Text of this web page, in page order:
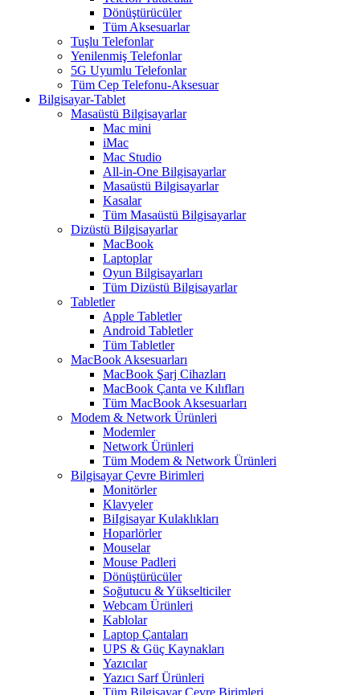
Dönüştürücüler
Tüm Aksesuarlar
Tuşlu Telefonlar
Yenilenmiş Telefonlar
5G Uyumlu Telefonlar
Tüm Cep Telefonu-Aksesuar
Bilgisayar-Tablet
Masaüstü Bilgisayarlar
Mac mini
iMac
Mac Studio
All-in-One Bilgisayarlar
Masaüstü Bilgisayarlar
Kasalar
Tüm Masaüstü Bilgisayarlar
Dizüstü Bilgisayarlar
MacBook
Laptoplar
Oyun Bilgisayarları
Tüm Dizüstü Bilgisayarlar
Tabletler
Apple Tabletler
Android Tabletler
Tüm Tabletler
MacBook Aksesuarları
MacBook Şarj Cihazları
MacBook Çanta ve Kılıfları
Tüm MacBook Aksesuarları
Modem & Network Ürünleri
Modemler
Network Ürünleri
Tüm Modem & Network Ürünleri
Bilgisayar Çevre Birimleri
Monitörler
Klavyeler
BiIgisayar Kulaklıkları
Hoparlörler
Mouselar
Mouse Padleri
Dönüştürücüler
Soğutucu & Yükselticiler
Webcam Ürünleri
Kablolar
Laptop Çantaları
UPS & Güç Kaynakları
Yazıcılar
Yazıcı Sarf Ürünleri
Tüm Bilgisayar Çevre Birimleri